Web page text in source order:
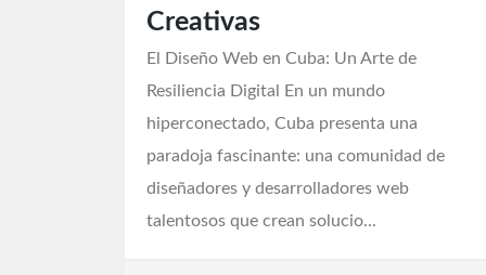
Creativas
El Diseño Web en Cuba: Un Arte de
Resiliencia Digital En un mundo
hiperconectado, Cuba presenta una
paradoja fascinante: una comunidad de
diseñadores y desarrolladores web
talentosos que crean solucio...